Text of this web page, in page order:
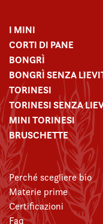
I MINI
CORTI DI PANE
BONGRÌ
BONGRÌ SENZA
TORINESI
TORINESI SENZA
MINI TORINESI
BRUSCHETTE
Perché scegliere bio
Materie prime
Certificazioni
Faq